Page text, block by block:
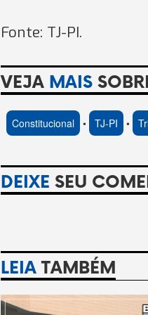
Fonte: TJ-PI.
VEJA MAIS
Constitucional • TJ-PI •
DEIXE SEU
LEIA TAMBÉM